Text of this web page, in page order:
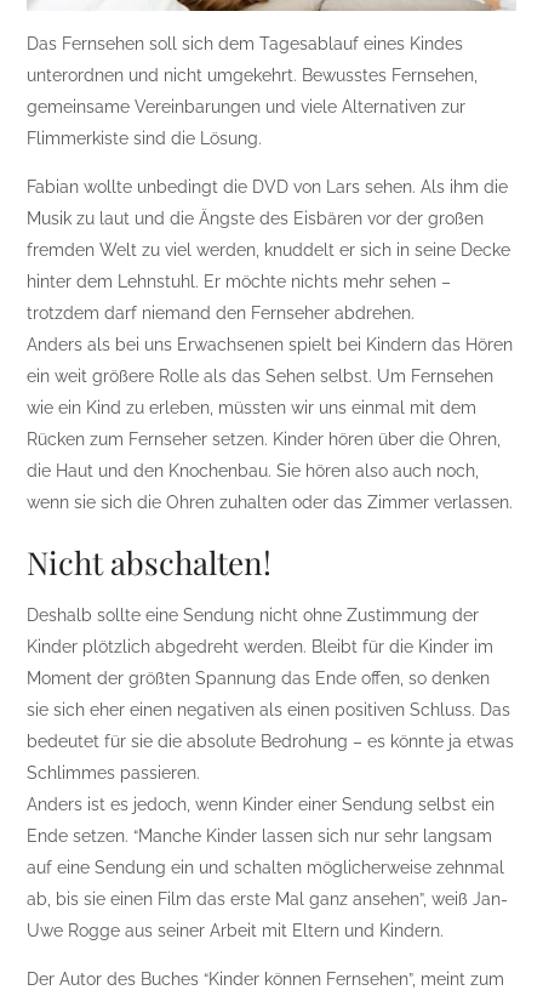
Das Fernsehen soll sich dem Tagesablauf eines Kindes
unterordnen und nicht umgekehrt. Bewusstes Fernsehen,
gemeinsame Vereinbarungen und viele Alternativen zur
Flimmerkiste sind die Lösung.
Fabian wollte unbedingt die DVD von Lars sehen. Als ihm die
Musik zu laut und die Ängste des Eisbären vor der großen
fremden Welt zu viel werden, knuddelt er sich in seine Decke
hinter dem Lehnstuhl. Er möchte nichts mehr sehen –
trotzdem darf niemand den Fernseher abdrehen.
Anders als bei uns Erwachsenen spielt bei Kindern das Hören
ein weit größere Rolle als das Sehen selbst. Um Fernsehen
wie ein Kind zu erleben, müssten wir uns einmal mit dem
Rücken zum Fernseher setzen. Kinder hören über die Ohren,
die Haut und den Knochenbau. Sie hören also auch noch,
wenn sie sich die Ohren zuhalten oder das Zimmer verlassen.
Nicht abschalten!
Deshalb sollte eine Sendung nicht ohne Zustimmung der
Kinder plötzlich abgedreht werden. Bleibt für die Kinder im
Moment der größten Spannung das Ende offen, so denken
sie sich eher einen negativen als einen positiven Schluss. Das
bedeutet für sie die absolute Bedrohung – es könnte ja etwas
Schlimmes passieren.
Anders ist es jedoch, wenn Kinder einer Sendung selbst ein
Ende setzen. “Manche Kinder lassen sich nur sehr langsam
auf eine Sendung ein und schalten möglicherweise zehnmal
ab, bis sie einen Film das erste Mal ganz ansehen”, weiß Jan-
Uwe Rogge aus seiner Arbeit mit Eltern und Kindern.
Der Autor des Buches “Kinder können Fernsehen”, meint zum